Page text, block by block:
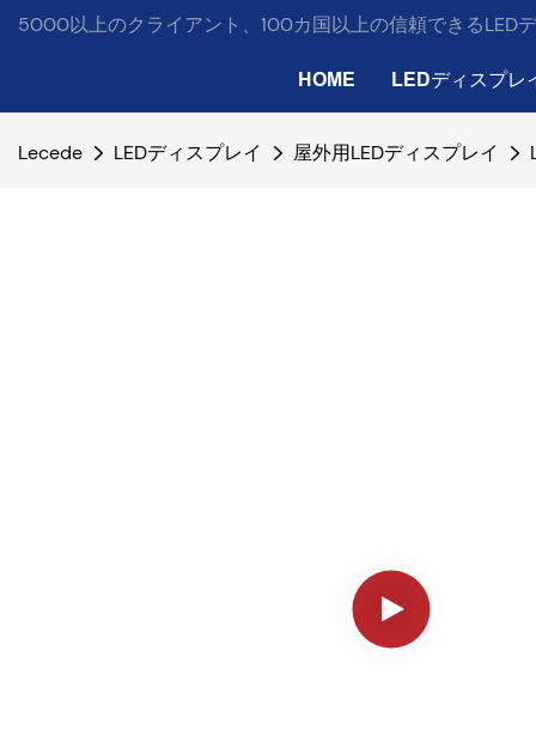
5000以上のクライアント、100カ国以上の信頼できるLED
HOME LEDディスプレ
Lecede LEDディスプレイ 屋外用LEDディスプレイ